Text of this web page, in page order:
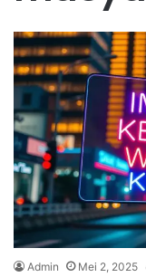
Admin Mei 2, 2025